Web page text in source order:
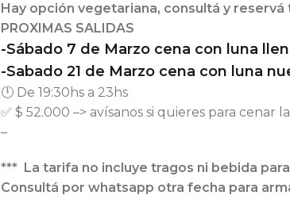
Hay opción vegetariana, consultá y reservá
PROXIMAS SALIDAS
-Sábado 7 de Marzo cena con luna
-Sabado 21 de Marzo cena con luna
🕛 De 19:30hs a 23hs
✅ $ 52.000 –> avísanos si quieres para cenar
–
*** La tarifa no incluye tragos ni bebida
Consultá por whatsapp otra fecha para